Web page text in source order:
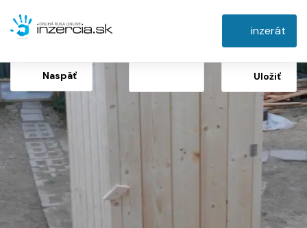
inzerát
Naspäť Uložiť